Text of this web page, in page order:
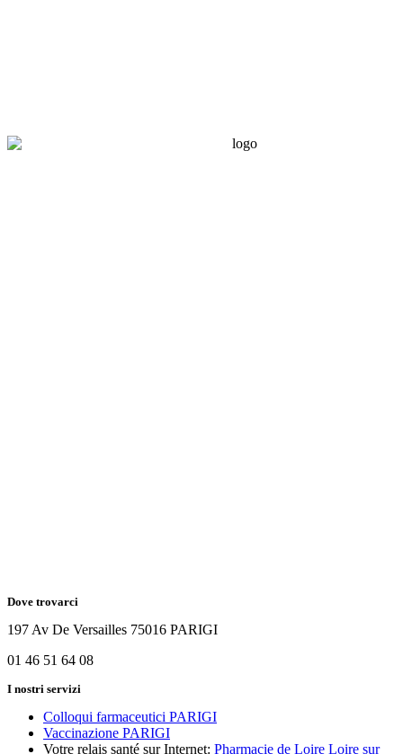
Dove trovarci
197 Av De Versailles 75016 PARIGI
01 46 51 64 08
I nostri servizi
Colloqui farmaceutici PARIGI
Vaccinazione PARIGI
Votre relais santé sur Internet: Pharmacie de Loire Loire sur